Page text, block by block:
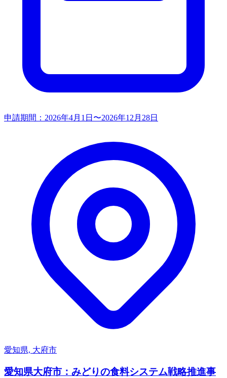
申請期間： 2026年4月1日〜2026年12月28日
愛知県, 大府市
愛知県大府市：みどりの食料システム戦略推進事